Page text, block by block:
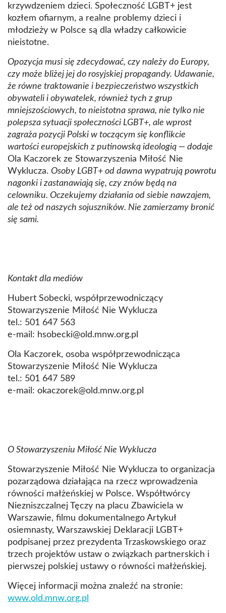
krzywdzeniem dzieci. Społeczność LGBT+ jest
kozłem ofiarnym, a realne problemy dzieci i
młodzieży w Polsce są dla władzy całkowicie
nieistotne.
Opozycja musi się zdecydować, czy należy do Europy,
czy może bliżej jej do rosyjskiej propagandy. Udawanie,
że równe traktowanie i bezpieczeństwo wszystkich
obywateli i obywatelek, również tych z grup
mniejszościowych, to nieistotna sprawa, nie tylko nie
polepsza sytuacji społeczności LGBT+, ale wprost
zagraża pozycji Polski w toczącym się konflikcie
wartości europejskich z putinowską ideologią — dodaje
Ola Kaczorek ze Stowarzyszenia Miłość Nie
Wyklucza. Osoby LGBT+ od dawna wypatrują powrotu
nagonki i zastanawiają się, czy znów będą na
celowniku. Oczekujemy działania od siebie nawzajem,
ale też od naszych sojuszników. Nie zamierzamy bronić
się sami.
Kontakt dla mediów
Hubert Sobecki, współprzewodniczący
Stowarzyszenie Miłość Nie Wyklucza
tel.: 501 647 563
e-mail: hsobecki@old.mnw.org.pl
Ola Kaczorek, osoba współprzewodnicząca
Stowarzyszenie Miłość Nie Wyklucza
tel.: 501 647 589
e-mail: okaczorek@old.mnw.org.pl
O Stowarzyszeniu Miłość Nie Wyklucza
Stowarzyszenie Miłość Nie Wyklucza to organizacja
pozarządowa działająca na rzecz wprowadzenia
równości małżeńskiej w Polsce. Współtwórcy
Niezniszczalnej Tęczy na placu Zbawiciela w
Warszawie, filmu dokumentalnego Artykuł
osiemnasty, Warszawskiej Deklaracji LGBT+
podpisanej przez prezydenta Trzaskowskiego oraz
trzech projektów ustaw o związkach partnerskich i
pierwszej polskiej ustawy o równości małżeńskiej.
Więcej informacji można znaleźć na stronie:
www.old.mnw.org.pl